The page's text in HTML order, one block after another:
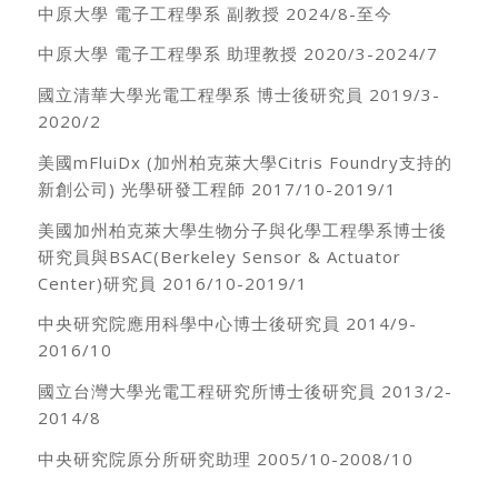
中原大學 電子工程學系 副教授 2024/8-至今
中原大學 電子工程學系 助理教授 2020/3-2024/7
國立清華大學光電工程學系 博士後研究員 2019/3-
2020/2
美國mFluiDx (加州柏克萊大學Citris Foundry支持的
新創公司) 光學研發工程師 2017/10-2019/1
美國加州柏克萊大學生物分子與化學工程學系博士後
研究員與BSAC(Berkeley Sensor & Actuator
Center)研究員 2016/10-2019/1
中央研究院應用科學中心博士後研究員 2014/9-
2016/10
國立台灣大學光電工程研究所博士後研究員 2013/2-
2014/8
中央研究院原分所研究助理 2005/10-2008/10